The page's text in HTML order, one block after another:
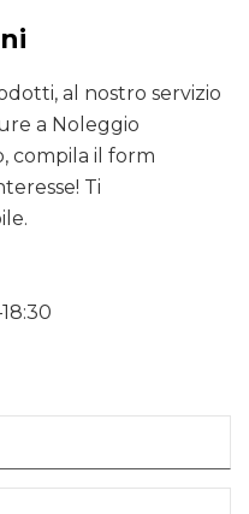
al nostro servizio
a Noleggio
compila il form
Ti